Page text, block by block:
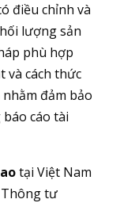
điều chỉnh và
lượng sản
phù hợp
và cách thức
đảm bảo
cáo tài
tại Việt Nam
Thông tư